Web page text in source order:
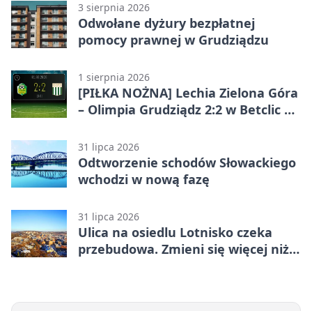
3 sierpnia 2026
Odwołane dyżury bezpłatnej
pomocy prawnej w Grudziądzu
1 sierpnia 2026
[PIŁKA NOŻNA] Lechia Zielona Góra
– Olimpia Grudziądz 2:2 w Betclic 2.
końcówce
31 lipca 2026
Odtworzenie schodów Słowackiego
wchodzi w nową fazę
31 lipca 2026
Ulica na osiedlu Lotnisko czeka
przebudowa. Zmieni się więcej niż